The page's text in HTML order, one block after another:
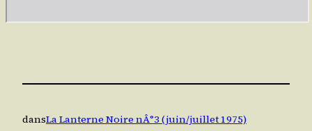
dansLa Lanterne Noire nÂ°3 (juin/juillet 1975)